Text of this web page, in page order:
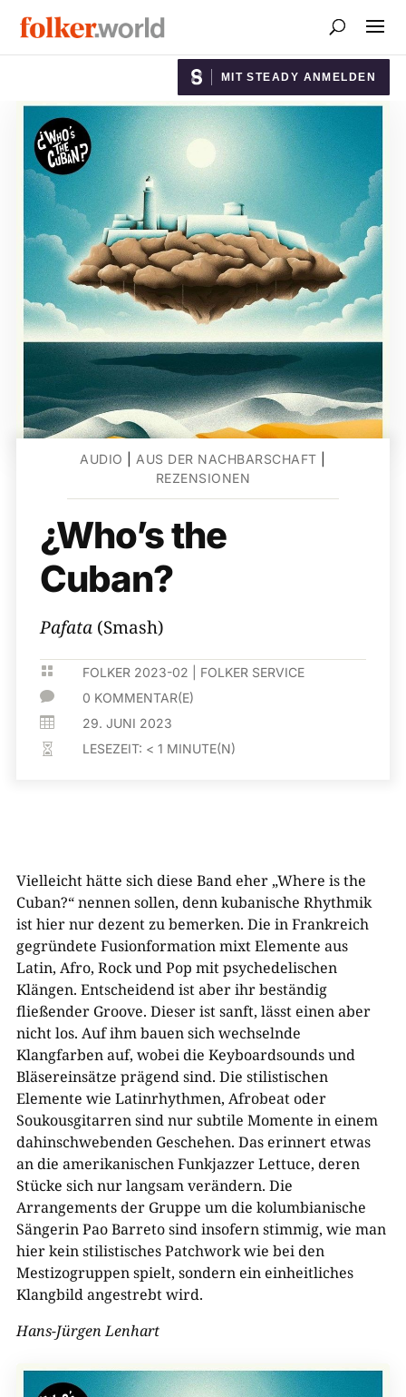
MIT STEADY ANMELDEN
AUDIO AUS DER NACHBARSCHAFT
REZENSIONEN
¿Who’s the
Cuban?
Pafata (Smash)
 FOLKER 2023-02 FOLKER SERVICE
 0 KOMMENTAR(E)
 29. JUNI 2023
 LESEZEIT: < 1 MINUTE(N)
Vielleicht hätte sich diese Band eher „Where is the
Cuban?“ nennen sollen, denn kubanische Rhythmik
ist hier nur dezent zu bemerken. Die in Frankreich
gegründete Fusionformation mixt Elemente aus
Latin, Afro, Rock und Pop mit psychedelischen
Klängen. Entscheidend ist aber ihr beständig
fließender Groove. Dieser ist sanft, lässt einen aber
nicht los. Auf ihm bauen sich wechselnde
Klangfarben auf, wobei die Keyboardsounds und
Bläsereinsätze prägend sind. Die stilistischen
Elemente wie Latinrhythmen, Afrobeat oder
Soukousgitarren sind nur subtile Momente in einem
dahinschwebenden Geschehen. Das erinnert etwas
an die amerikanischen Funkjazzer Lettuce, deren
Stücke sich nur langsam verändern. Die
Arrangements der Gruppe um die kolumbianische
Sängerin Pao Barreto sind insofern stimmig, wie man
hier kein stilistisches Patchwork wie bei den
Mestizogruppen spielt, sondern ein einheitliches
Klangbild angestrebt wird.
Hans-Jürgen Lenhart